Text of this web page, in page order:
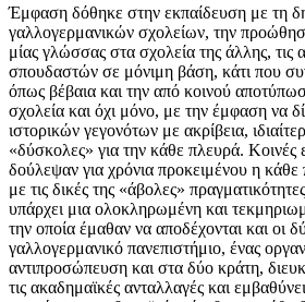
Έμφαση δόθηκε στην εκπαίδευση με τη
γαλλογερμανικών σχολείων, την
μίας γλώσσας στα σχολεία της άλλης, τις
σπουδαστών σε μόνιμη βάση, κάτι που
όπως βέβαια και την από κοινού
σχολεία και όχι μόνο, με την έμφαση να
ιστορικών γεγονότων με ακρίβεια,
«δύσκολες» για την κάθε πλευρά. Κοινές
δούλεψαν για χρόνια προκειμένου η
με τις δικές της «άβολες»
υπάρχει μια ολοκληρωμένη και
την οποία έμαθαν να αποδέχονται και οι
γαλλογερμανικό πανεπιστήμιο, ένας
αντιπροσώπευση και στα δύο κράτη,
τις ακαδημαϊκές ανταλλαγές και